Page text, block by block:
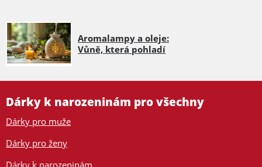
Aromalampy a oleje:
Vůně, která pohladí
Dárky k narozeninám pro všechny
Dárky pro muže
Dárky pro ženy